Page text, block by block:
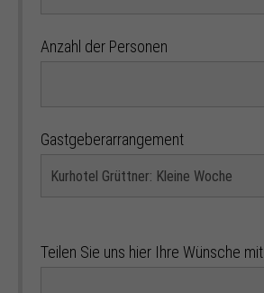
Anzahl der Personen
Gastgeberarrangement
Teilen Sie uns hier Ihre Wünsche mit